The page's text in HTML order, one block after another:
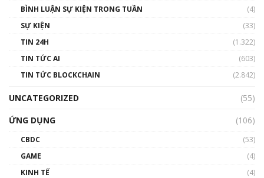
BÌNH LUẬN SỰ KIỆN TRONG TUẦN
(4)
SỰ KIỆN
(33)
TIN 24H
(1.322)
TIN TỨC AI
(603)
TIN TỨC BLOCKCHAIN
(2.842)
UNCATEGORIZED
(55)
ỨNG DỤNG
(106)
CBDC
(53)
GAME
(4)
KINH TẾ
(4)